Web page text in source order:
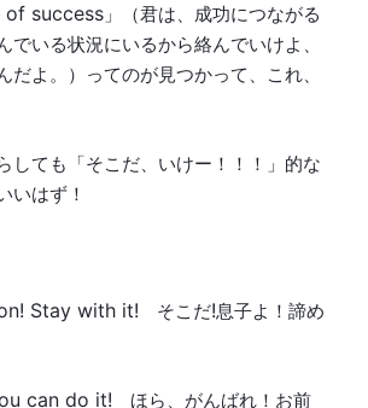
of success 」（君は、成功につながる
でいる状況にいるから絡んでいけよ、
だよ。）ってのが見つかって、これ、
しても「そこだ、いけー！！！」的な
いはず！
Stay with it! そこだ!息子よ！諦め
can do it! ほら、がんばれ！お前